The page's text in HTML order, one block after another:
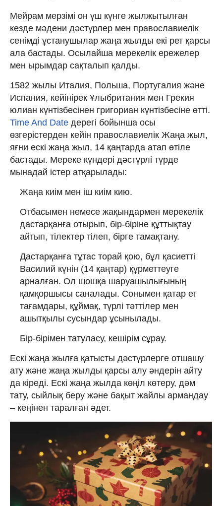
Мейрам мерзімі он үш күнге жылжытылған
кезде мәдени дәстүрлер мен православиелік
сенімді ұстанушылар жаңа жылды екі рет қарсы
ала бастады. Осылайша мерекелік ережелер
мен ырымдар сақталып қалды.
1582 жылы Италия, Польша, Португалия және
Испания, кейінірек Ұлыбритания мен Грекия
юлиан күнтізбесінен григориан күнтізбесіне өтті.
Time And Date дерегі бойынша осы
өзгерістерден кейін православиелік Жаңа жыл,
яғни ескі жаңа жыл, 14 қаңтарда атап өтіле
бастады. Мереке күндері дәстүрлі түрде
мынадай істер атқарылады:
Жаңа киім мен іш киім кию.
Отбасымен немесе жақындармен мерекелік
дастарқанға отырып, бір-біріне құттықтау
айтып, тілектер тілеп, бірге тамақтану.
Дастарқанға тұтас торай қою, бұл қасиетті
Василий күнін (14 қаңтар) құрметтеуге
арналған. Ол шошқа шаруашылығының
қамқоршысы саналады. Сонымен қатар ет
тағамдары, құймақ, түрлі тәттілер мен
ашытқылы сусындар ұсынылады.
Бір-бірімен татуласу, кешірім сұрау.
Ескі жаңа жылға қатысты дәстүрлерге отшашу
ату және жаңа жылды қарсы алу әндерін айту
да кіреді. Ескі жаңа жылда көңіл көтеру, дәм
тату, сыйлық беру және бақыт жайлы армандау
– кеңінен таралған әдет.